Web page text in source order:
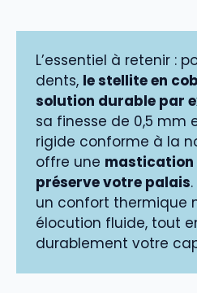
L’essentiel à retenir :
dents, le stellite en
solution durable par
sa finesse de 0,5 mm
rigide conforme à la
offre une mastication
préserve votre palais
un confort thermique
élocution fluide, tout
durablement votre